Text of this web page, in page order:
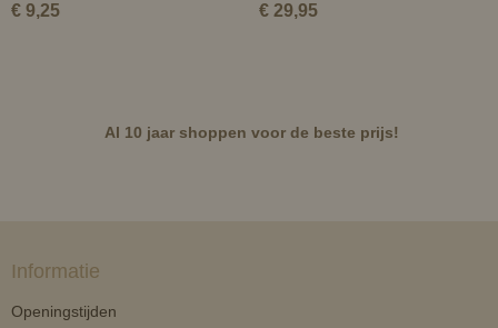
€ 9,25 € 29,95
Al 10 jaar shoppen voor de beste prijs!
Informatie
Openingstijden